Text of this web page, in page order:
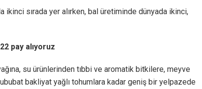
ikinci sırada yer alırken, bal üretiminde dünyada ikinci,
pay alıyoruz
su ürünlerinden tıbbi ve aromatik bitkilere, meyve
bakliyat yağlı tohumlara kadar geniş bir yelpazede